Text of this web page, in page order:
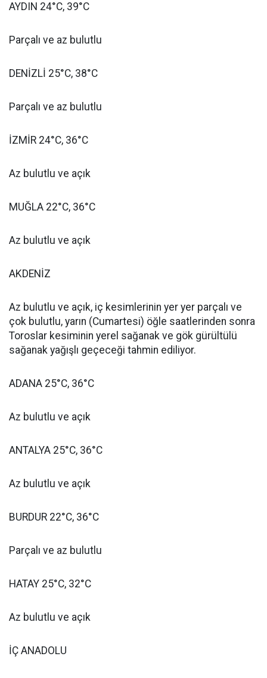
AYDIN 24°C, 39°C
Parçalı ve az bulutlu
DENİZLİ 25°C, 38°C
Parçalı ve az bulutlu
İZMİR 24°C, 36°C
Az bulutlu ve açık
MUĞLA 22°C, 36°C
Az bulutlu ve açık
AKDENİZ
Az bulutlu ve açık, iç kesimlerinin yer yer parçalı ve
çok bulutlu, yarın (Cumartesi) öğle saatlerinden sonra
Toroslar kesiminin yerel sağanak ve gök gürültülü
sağanak yağışlı geçeceği tahmin ediliyor.
ADANA 25°C, 36°C
Az bulutlu ve açık
ANTALYA 25°C, 36°C
Az bulutlu ve açık
BURDUR 22°C, 36°C
Parçalı ve az bulutlu
HATAY 25°C, 32°C
Az bulutlu ve açık
İÇ ANADOLU